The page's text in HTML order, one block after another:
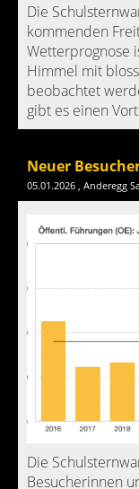
Die
kommenden
Wetterprognose
Himmel mit
beobachtet
gibt es einen
05.01.2026 , Anderegg
Die
Besucherinnen